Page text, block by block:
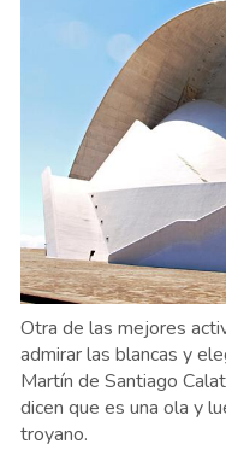
Otra de las mejores
admirar las blancas y
Martín de Santiago
dicen que es una ola y
troyano.